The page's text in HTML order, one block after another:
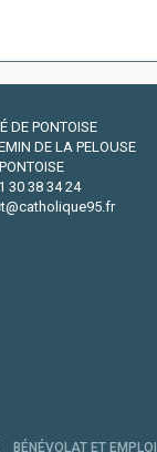
DE PONTOISE
DE LA PELOUSE
30 38 34 24
BÉNÉVOLAT ET EMPLOI